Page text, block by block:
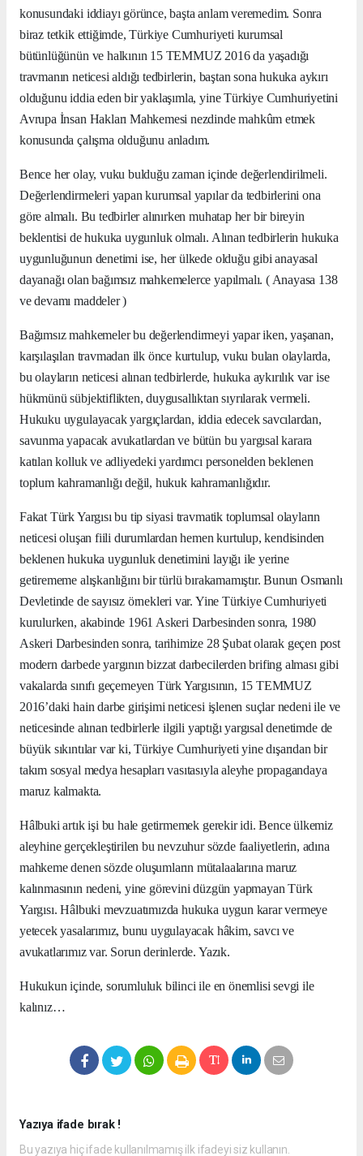
konusundaki iddiayı görünce, başta anlam veremedim. Sonra
biraz tetkik ettiğimde, Türkiye Cumhuriyeti kurumsal
bütünlüğünün ve halkının 15 TEMMUZ 2016 da yaşadığı
travmanın neticesi aldığı tedbirlerin, baştan sona hukuka aykırı
olduğunu iddia eden bir yaklaşımla, yine Türkiye Cumhuriyetini
Avrupa İnsan Hakları Mahkemesi nezdinde mahkûm etmek
konusunda çalışma olduğunu anladım.
Bence her olay, vuku bulduğu zaman içinde değerlendirilmeli.
Değerlendirmeleri yapan kurumsal yapılar da tedbirlerini ona
göre almalı. Bu tedbirler alınırken muhatap her bir bireyin
beklentisi de hukuka uygunluk olmalı. Alınan tedbirlerin hukuka
uygunluğunun denetimi ise, her ülkede olduğu gibi anayasal
dayanağı olan bağımsız mahkemelerce yapılmalı. ( Anayasa 138
ve devamı maddeler )
Bağımsız mahkemeler bu değerlendirmeyi yapar iken, yaşanan,
karşılaşılan travmadan ilk önce kurtulup, vuku bulan olaylarda,
bu olayların neticesi alınan tedbirlerde, hukuka aykırılık var ise
hükmünü sübjektiflikten, duygusallıktan sıyrılarak vermeli.
Hukuku uygulayacak yargıçlardan, iddia edecek savcılardan,
savunma yapacak avukatlardan ve bütün bu yargısal karara
katılan kolluk ve adliyedeki yardımcı personelden beklenen
toplum kahramanlığı değil, hukuk kahramanlığıdır.
Fakat Türk Yargısı bu tip siyasi travmatik toplumsal olayların
neticesi oluşan fiili durumlardan hemen kurtulup, kendisinden
beklenen hukuka uygunluk denetimini layığı ile yerine
getirememe alışkanlığını bir türlü bırakamamıştır. Bunun Osmanlı
Devletinde de sayısız örnekleri var. Yine Türkiye Cumhuriyeti
kurulurken, akabinde 1961 Askeri Darbesinden sonra, 1980
Askeri Darbesinden sonra, tarihimize 28 Şubat olarak geçen post
modern darbede yargının bizzat darbecilerden brifing alması gibi
vakalarda sınıfı geçemeyen Türk Yargısının, 15 TEMMUZ
2016’daki hain darbe girişimi neticesi işlenen suçlar nedeni ile ve
neticesinde alınan tedbirlerle ilgili yaptığı yargısal denetimde de
büyük sıkıntılar var ki, Türkiye Cumhuriyeti yine dışarıdan bir
takım sosyal medya hesapları vasıtasıyla aleyhe propagandaya
maruz kalmakta.
Hâlbuki artık işi bu hale getirmemek gerekir idi. Bence ülkemiz
aleyhine gerçekleştirilen bu nevzuhur sözde faaliyetlerin, adına
mahkeme denen sözde oluşumların mütalaalarına maruz
kalınmasının nedeni, yine görevini düzgün yapmayan Türk
Yargısı. Hâlbuki mevzuatımızda hukuka uygun karar vermeye
yetecek yasalarımız, bunu uygulayacak hâkim, savcı ve
avukatlarımız var. Sorun derinlerde. Yazık.
Hukukun içinde, sorumluluk bilinci ile en önemlisi sevgi ile
kalınız…
Yazıya ifade bırak !
Bu yazıya hiç ifade kullanılmamış ilk ifadeyi siz kullanın.